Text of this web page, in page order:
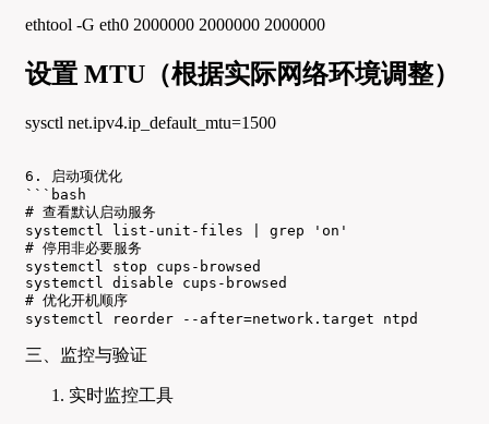
ethtool -G eth0 2000000 2000000 2000000
设置 MTU（根据实际网络环境调整）
sysctl net.ipv4.ip_default_mtu=1500
6. 启动项优化
```bash
# 查看默认启动服务
systemctl list-unit-files | grep 'on'
# 停用非必要服务
systemctl stop cups-browsed
systemctl disable cups-browsed
# 优化开机顺序
systemctl reorder --after=network.target ntpd
三、监控与验证
实时监控工具